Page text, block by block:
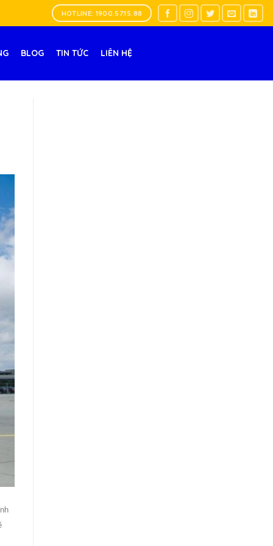
HOTLINE: 1900.57.15.88
BLOG TIN TỨC LIÊN HỆ